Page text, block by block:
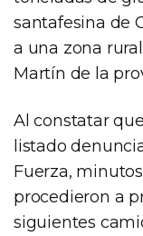
santafesina de
a una zona
Martín de la
Al constatar
listado
Fuerza,
procedieron a
siguientes